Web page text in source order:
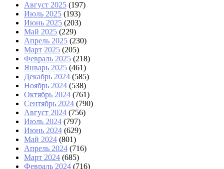
Август 2025 (197)
Июль 2025 (193)
Июнь 2025 (203)
Май 2025 (229)
Апрель 2025 (230)
Март 2025 (205)
Февраль 2025 (218)
Январь 2025 (461)
Декабрь 2024 (585)
Ноябрь 2024 (538)
Октябрь 2024 (761)
Сентябрь 2024 (790)
Август 2024 (756)
Июль 2024 (797)
Июнь 2024 (629)
Май 2024 (801)
Апрель 2024 (716)
Март 2024 (685)
Февраль 2024 (716)